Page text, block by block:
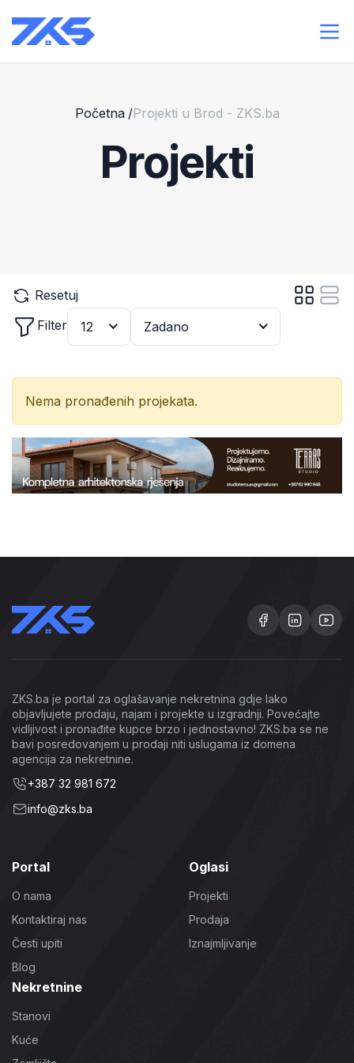
Početna /Projekti u Brod - ZKS.ba
Projekti
Resetuj
Filter
12 Zadano
Nema pronađenih projekata.
ZKS.ba je portal za oglašavanje nekretnina gdje lako
objavljujete prodaju, najam i projekte u izgradnji. Povećajte
vidljivost i pronađite kupce brzo i jednostavno! ZKS.ba se ne
bavi posredovanjem u prodaji niti uslugama iz domena
agencija za nekretnine.
+387 32 981 672
info@zks.ba
Portal
O nama
Kontaktiraj nas
Česti upiti
Blog
Oglasi
Projekti
Prodaja
Iznajmljivanje
Nekretnine
Stanovi
Kuće